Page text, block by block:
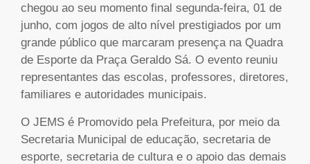
chegou ao seu momento final segunda-feira, 01 de
junho, com jogos de alto nível prestigiados por um
grande público que marcaram presença na Quadra
de Esporte da Praça Geraldo Sá. O evento reuniu
representantes das escolas, professores, diretores,
familiares e autoridades municipais.
O JEMS é Promovido pela Prefeitura, por meio da
Secretaria Municipal de educação, secretaria de
esporte, secretaria de cultura e o apoio das demais